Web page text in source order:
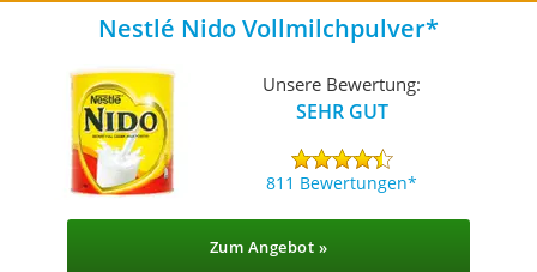
Nestlé Nido Vollmilchpulver
Unsere Bewertung:
SEHR GUT
811 Bewertungen
Zum Angebot »